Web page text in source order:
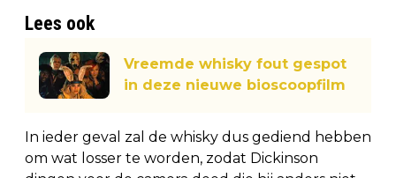
Lees ook
Vreemde whisky fout gespot
in deze nieuwe bioscoopfilm
In ieder geval zal de whisky dus gediend hebben
om wat losser te worden, zodat Dickinson